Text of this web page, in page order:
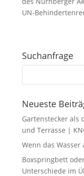
UN-
Suchanfrage
Neueste
Gartenstecker als
und Terrasse |
Wenn das
Boxspringbett
Unterschiede im